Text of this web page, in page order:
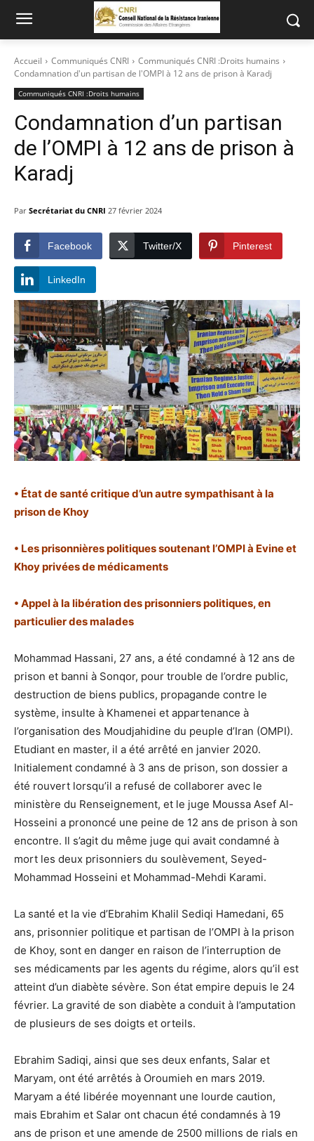
Accueil Communiqués CNRI
Communiqués CNRI :Droits humains
Condamnation d'un partisan de l'OMPI à 12 ans de prison à Karadj
Communiqués CNRI :Droits humains
Condamnation d’un partisan
de l’OMPI à 12 ans de prison à
Karadj
Par Secrétariat du CNRI 27 février 2024
Facebook Twitter/X Pinterest
LinkedIn
• État de santé critique d’un autre sympathisant à la
prison de Khoy
• Les prisonnières politiques soutenant l’OMPI à Evine et
Khoy privées de médicaments
• Appel à la libération des prisonniers politiques, en
particulier des malades
Mohammad Hassani, 27 ans, a été condamné à 12 ans de
prison et banni à Sonqor, pour trouble de l’ordre public,
destruction de biens publics, propagande contre le
système, insulte à Khamenei et appartenance à
l’organisation des Moudjahidine du peuple d’Iran (OMPI).
Etudiant en master, il a été arrêté en janvier 2020.
Initialement condamné à 3 ans de prison, son dossier a
été rouvert lorsqu’il a refusé de collaborer avec le
ministère du Renseignement, et le juge Moussa Asef Al-
Hosseini a prononcé une peine de 12 ans de prison à son
encontre. Il s’agit du même juge qui avait condamné à
mort les deux prisonniers du soulèvement, Seyed-
Mohammad Hosseini et Mohammad-Mehdi Karami.
La santé et la vie d’Ebrahim Khalil Sediqi Hamedani, 65
ans, prisonnier politique et partisan de l’OMPI à la prison
de Khoy, sont en danger en raison de l’interruption de
ses médicaments par les agents du régime, alors qu’il est
atteint d’un diabète sévère. Son état empire depuis le 24
février. La gravité de son diabète a conduit à l’amputation
de plusieurs de ses doigts et orteils.
Ebrahim Sadiqi, ainsi que ses deux enfants, Salar et
Maryam, ont été arrêtés à Oroumieh en mars 2019.
Maryam a été libérée moyennant une lourde caution,
mais Ebrahim et Salar ont chacun été condamnés à 19
ans de prison et une amende de 2500 millions de rials en